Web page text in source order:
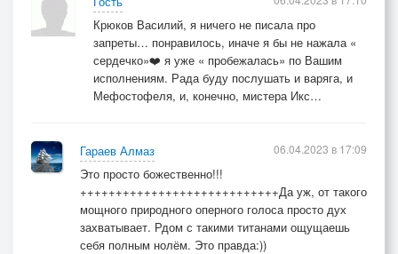
Крюков Василий, я ничего не писала про
запреты… понравилось, иначе я бы не нажала «
сердечко»❤️ я уже « пробежалась» по Вашим
исполнениям. Рада буду послушать и варяга, и
Мефостофеля, и, конечно, мистера Икс…
Гараев Алмаз
Это просто божественно!!!
++++++++++++++++++++++++++++Да уж, от такого
мощного природного оперного голоса просто дух
захватывает. Рдом с такими титанами ощущаешь
себя полным нолём. Это правда:))
06.04.2023 в 17:09